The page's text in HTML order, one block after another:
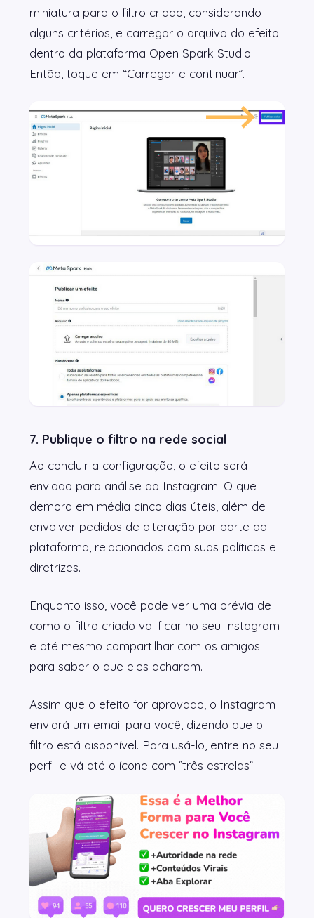
miniatura para o filtro criado, considerando
alguns critérios, e carregar o arquivo do efeito
dentro da plataforma Open Spark Studio.
Então, toque em “Carregar e continuar”.
7. Publique o filtro na rede social
Ao concluir a configuração, o efeito será
enviado para análise do Instagram. O que
demora em média cinco dias úteis, além de
envolver pedidos de alteração por parte da
plataforma, relacionados com suas políticas e
diretrizes.
Enquanto isso, você pode ver uma prévia de
como o filtro criado vai ficar no seu Instagram
e até mesmo compartilhar com os amigos
para saber o que eles acharam.
Assim que o efeito for aprovado, o Instagram
enviará um email para você, dizendo que o
filtro está disponível. Para usá-lo, entre no seu
perfil e vá até o ícone com ”três estrelas”.